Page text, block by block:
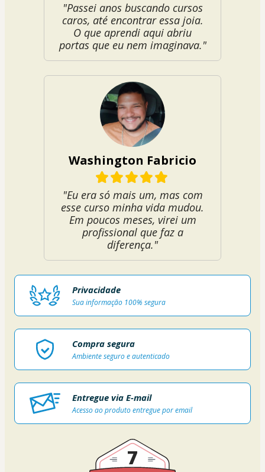
"Passei anos buscando cursos
caros, até encontrar essa joia.
O que aprendi aqui abriu
portas que eu nem imaginava."
Washington Fabricio
"Eu era só mais um, mas com
esse curso minha vida mudou.
Em poucos meses, virei um
profissional que faz a
diferença."
Privacidade
Sua informação 100% segura
Compra segura
Ambiente seguro e autenticado
Entregue via E-mail
Acesso ao produto entregue por email
7